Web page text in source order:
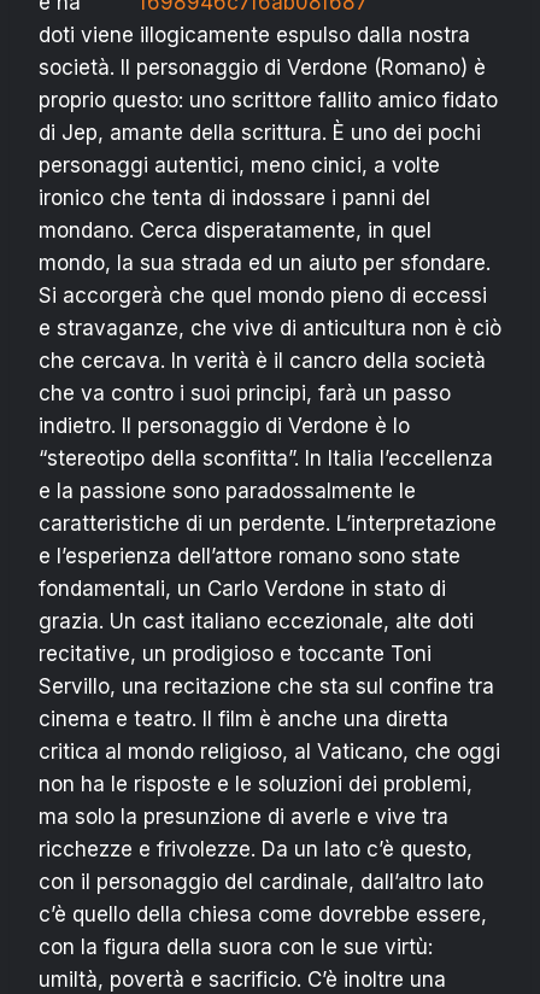
doti viene illogicamente espulso dalla nostra
società. Il personaggio di Verdone (Romano) è
proprio questo: uno scrittore fallito amico fidato
di Jep, amante della scrittura. È uno dei pochi
personaggi autentici, meno cinici, a volte
ironico che tenta di indossare i panni del
mondano. Cerca disperatamente, in quel
mondo, la sua strada ed un aiuto per sfondare.
Si accorgerà che quel mondo pieno di eccessi
e stravaganze, che vive di anticultura non è ciò
che cercava. In verità è il cancro della società
che va contro i suoi principi, farà un passo
indietro. Il personaggio di Verdone è lo
“stereotipo della sconfitta”. In Italia l’eccellenza
e la passione sono paradossalmente le
caratteristiche di un perdente. L’interpretazione
e l’esperienza dell’attore romano sono state
fondamentali, un Carlo Verdone in stato di
grazia. Un cast italiano eccezionale, alte doti
recitative, un prodigioso e toccante Toni
Servillo, una recitazione che sta sul confine tra
cinema e teatro. Il film è anche una diretta
critica al mondo religioso, al Vaticano, che oggi
non ha le risposte e le soluzioni dei problemi,
ma solo la presunzione di averle e vive tra
ricchezze e frivolezze. Da un lato c’è questo,
con il personaggio del cardinale, dall’altro lato
c’è quello della chiesa come dovrebbe essere,
con la figura della suora con le sue virtù:
umiltà, povertà e sacrificio. C’è inoltre una